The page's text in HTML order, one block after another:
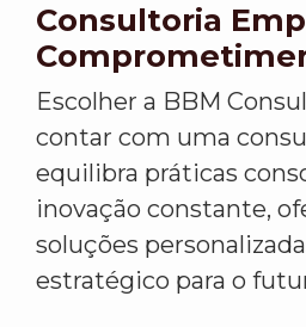
Consultoria
Escolher a BBM
contar com uma
equilibra práticas
inovação constante,
soluções
estratégico para o